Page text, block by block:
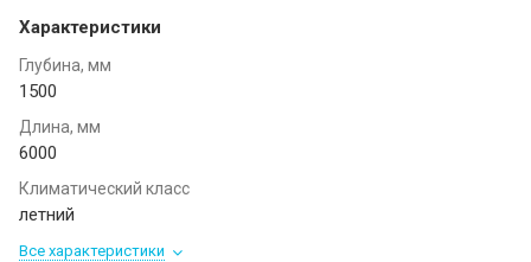
Характеристики
Глубина, мм
1500
Длина, мм
6000
Климатический класс
летний
Все характеристики